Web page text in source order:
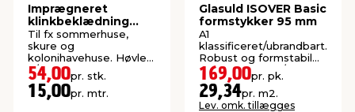
Imprægneret
klinkbeklædning
gran 25 x 125 x 3600
mm
Til fx sommerhuse,
skure og
kolonihavehuse. Høvlet:
9/22 x 105 mm.
54,00pr. stk.
15,00pr. mtr.
Glasuld ISOVER Basic
formstykker 95 mm
A1
klassificeret/ubrandbart.
Robust og formstabil
isolering. 10 stk./pk.
(5,76 m²).
169,00pr. pk.
29,34pr. m2.
Lev. omk. tillægges